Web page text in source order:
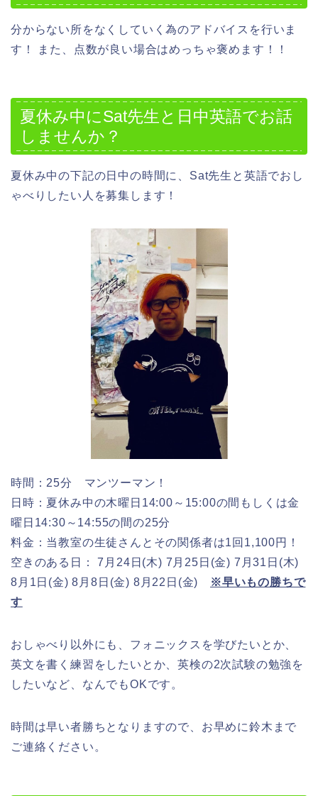
分からない所をなくしていく為のアドバイスを行いま
す！ また、点数が良い場合はめっちゃ褒めます！！
夏休み中にSat先生と日中英語でお話
しませんか？
夏休み中の下記の日中の時間に、Sat先生と英語でおし
ゃべりしたい人を募集します！
時間：25分 マンツーマン！
日時：夏休み中の木曜日14:00～15:00の間もしくは金
曜日14:30～14:55の間の25分
料金：当教室の生徒さんとその関係者は1回1,100円！
空きのある日： 7月24日(木) 7月25日(金) 7月31日(木)
8月1日(金) 8月8日(金) 8月22日(金)
※早いもの勝ちで
す
おしゃべり以外にも、フォニックスを学びたいとか、
英文を書く練習をしたいとか、英検の2次試験の勉強を
したいなど、なんでもOKです。
時間は早い者勝ちとなりますので、お早めに鈴木まで
ご連絡ください。